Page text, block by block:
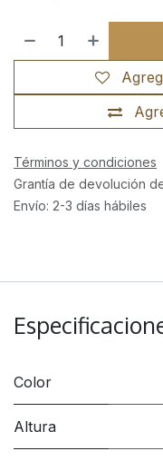
Términos y condiciones
Grantía de devolución
Envío: 2-3 días hábiles
Color
Altura